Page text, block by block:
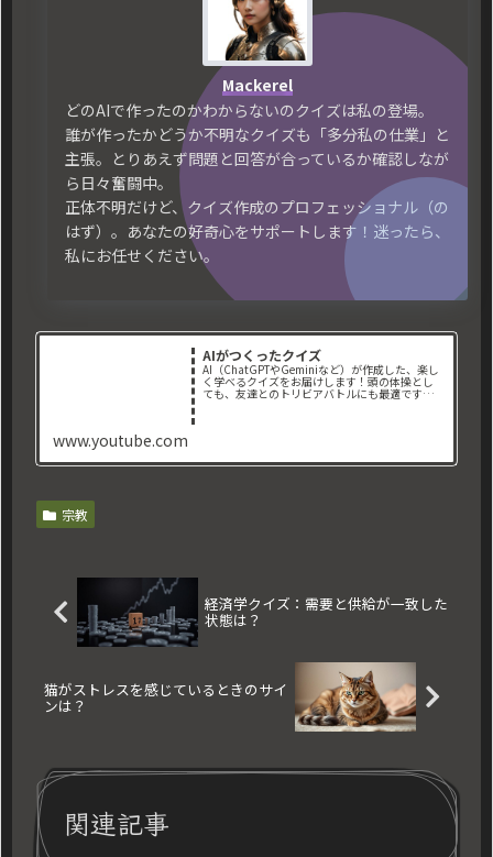
Mackerel
どのAIで作ったのかわからないのクイズは私の登場。
誰が作ったかどうか不明なクイズも「多分私の仕業」と
主張。とりあえず問題と回答が合っているか確認しなが
ら日々奮闘中。
正体不明だけど、クイズ作成のプロフェッショナル（の
はず）。あなたの好奇心をサポートします！迷ったら、
私にお任せください。
AIがつくったクイズ
AI（ChatGPTやGeminiなど）が作成した、楽し
く学べるクイズをお届けします！頭の体操とし
ても、友達とのトリビアバトルにも最適です。📌
www.youtube.com
宗教
経済学クイズ：需要と供給が一致した
状態は？
猫がストレスを感じているときのサイ
ンは？
関連記事